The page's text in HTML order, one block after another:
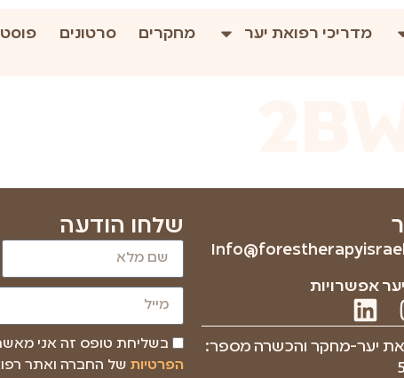
מדריכי רפואת יער מחקרים סרטונים
אפשרויות
יער-מחקר והכשרה מספר:
שלחו הודעה
בשליחת טופס זה אני
הפרטיות של החברה ואתר